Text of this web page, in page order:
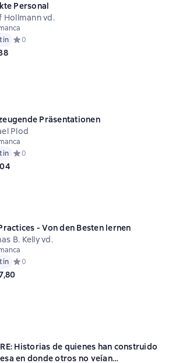
Personal
Detlef Hollmann vd.
Средний рейтинг 0 на основе 0 оценок
0
Präsentationen
Michael Plod
Средний рейтинг 0 на основе 0 оценок
0
- Von den Besten lernen
Thomas B. Kelly vd.
Средний рейтинг 0 на основе 0 оценок
0
Historias de quienes han construido
en donde otros no veían